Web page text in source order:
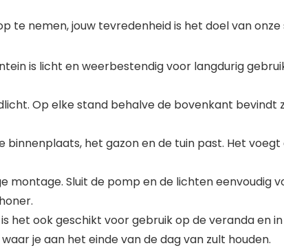
te nemen, jouw tevredenheid is het doel van onze
is licht en weerbestendig voor langdurig
Op elke stand behalve de bovenkant bevindt
het gazon en de tuin past. Het
Sluit de pomp en de lichten eenvoudig
het ook geschikt voor gebruik op de veranda en
je aan het einde van de dag van zult houden.